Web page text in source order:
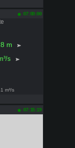
07:00:00
m
s
m³/s
07:15:19